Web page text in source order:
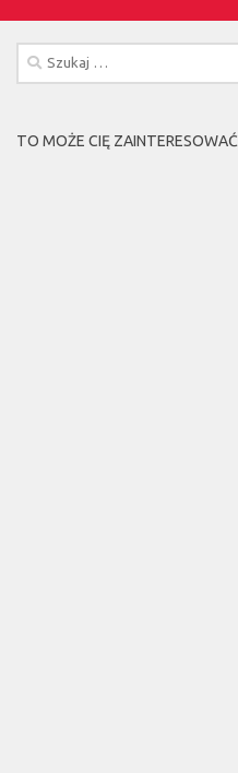
Szukaj:
TO MOŻE CIĘ ZAINTERESOWAĆ